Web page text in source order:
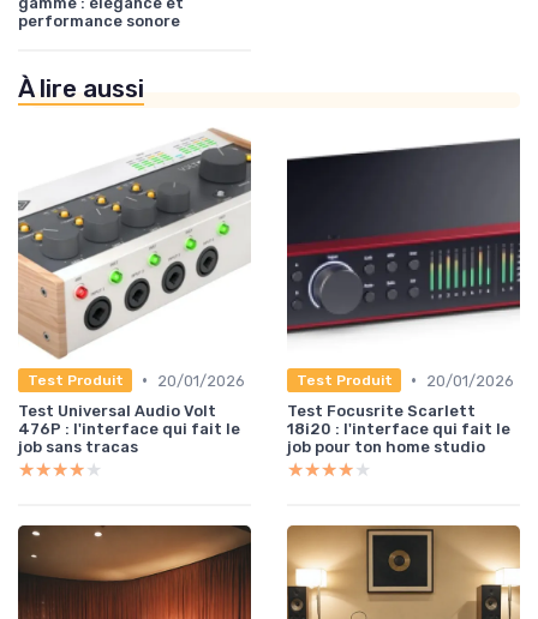
performance sonore
À lire aussi
Test Produit •
20/01/2026
Test Universal Audio Volt
476P : l'interface qui fait le
job sans tracas
★★★★★
★★★★★
Test Produit •
20/01/2026
Test Focusrite Scarlett
18i20 : l'interface qui fait le
job pour ton home studio
★★★★★
★★★★★